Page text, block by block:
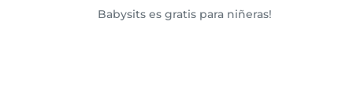
Babysits es gratis para niñeras!